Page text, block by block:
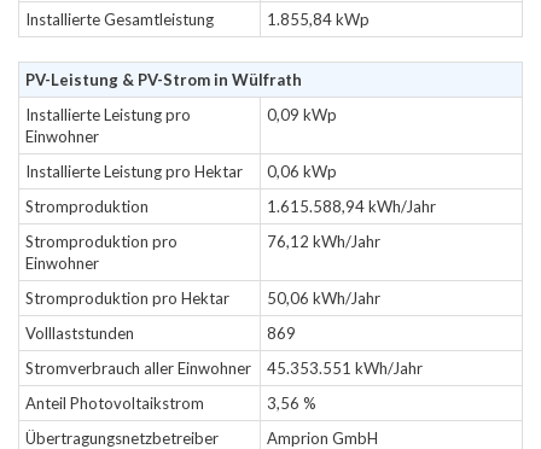
Installierte Gesamtleistung 1.855,84 kWp
PV-Leistung & PV-Strom in Wülfrath
Installierte Leistung pro
Einwohner
0,09 kWp
Installierte Leistung pro Hektar
0,06 kWp
Stromproduktion
1.615.588,94 kWh/Jahr
Stromproduktion pro
Einwohner
76,12 kWh/Jahr
Stromproduktion pro Hektar
50,06 kWh/Jahr
Volllaststunden
869
Stromverbrauch aller Einwohner
45.353.551 kWh/Jahr
Anteil Photovoltaikstrom
3,56 %
Übertragungsnetzbetreiber
Amprion GmbH